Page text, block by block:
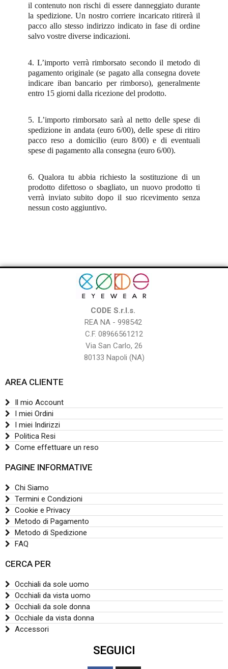
il contenuto non rischi di essere danneggiato durante
la spedizione. Un nostro corriere incaricato ritirerà il
pacco allo stesso indirizzo indicato in fase di ordine
salvo vostre diverse indicazioni.
4. L’importo verrà rimborsato secondo il metodo di
pagamento originale (se pagato alla consegna dovete
indicare iban bancario per rimborso), generalmente
entro 15 giorni dalla ricezione del prodotto.
5. L’importo rimborsato sarà al netto delle spese di
spedizione in andata (euro 6/00), delle spese di ritiro
pacco reso a domicilio (euro 8/00) e di eventuali
spese di pagamento alla consegna (euro 6/00).
6. Qualora tu abbia richiesto la sostituzione di un
prodotto difettoso o sbagliato, un nuovo prodotto ti
verrà inviato subito dopo il suo ricevimento senza
nessun costo aggiuntivo.
CODE S.r.l.s.
REA NA - 998542
C.F. 08966561212
Via San Carlo, 26
80133 Napoli (NA)
AREA CLIENTE
Il mio Account
I miei Ordini
I miei Indirizzi
Politica Resi
Come effettuare un reso
PAGINE INFORMATIVE
Chi Siamo
Termini e Condizioni
Cookie e Privacy
Metodo di Pagamento
Metodo di Spedizione
FAQ
CERCA PER
Occhiali da sole uomo
Occhiali da vista uomo
Occhiali da sole donna
Occhiale da vista donna
Accessori
SEGUICI